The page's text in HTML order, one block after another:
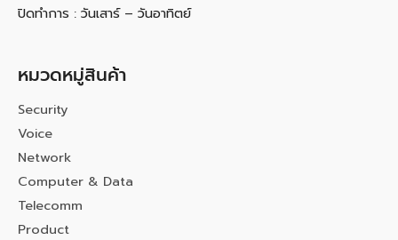
ปิดทำการ : วันเสาร์ – วันอาทิตย์
หมวดหมู่สินค้า
Security
Voice
Network
Computer & Data
Telecomm
Product